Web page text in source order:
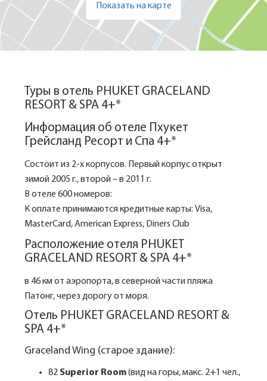
Показать на карте
Туры в отель PHUKET GRACELAND
RESORT & SPA 4+*
Информация об отеле Пхукет
Грейсланд Ресорт и Спа 4+*
Состоит из 2-х корпусов. Первый корпус открыт
зимой 2005 г., второй – в 2011 г.
В отеле 600 номеров:
К оплате принимаются кредитные карты: Visa,
MasterCard, American Express, Diners Club
Расположение отеля PHUKET
GRACELAND RESORT & SPA 4+*
в 46 км от аэропорта, в северной части пляжа
Патонг, через дорогу от моря.
Отель PHUKET GRACELAND RESORT &
SPA 4+*
Graceland Wing (старое здание):
82 Superior Room(вид на горы, макс. 2+1 чел.,